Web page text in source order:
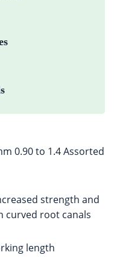
0.90 to 1.4 Assorted
strength and
curved root canals
length